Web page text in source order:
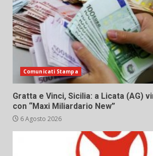
Comunicati Stampa
Gratta e Vinci, Sicilia: a Licata (AG)
con “Maxi Miliardario New”
6 Agosto 2026